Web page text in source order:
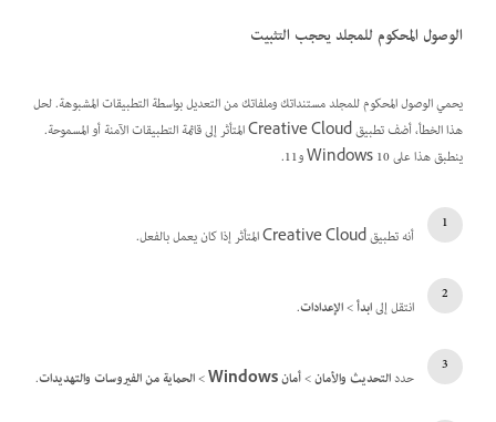
الوصول المحكوم للمجلد يحجب التثبيت
يحمي الوصول المحكوم للمجلد مستنداتك وملفاتك من التعديل بواسطة التطبيقات المشبوهة. لحل
هذا الخطأ، أضف تطبيق Creative Cloud المتأثر إلى قائمة التطبيقات الآمنة أو المسموحة.
ينطبق هذا على Windows 10 و11.
أنه تطبيق Creative Cloud المتأثر إذا كان يعمل بالفعل.
انتقل إلىابدأ>الإعدادات.
حددالتحديث والأمان>أمان Windows >الحماية من الفيروسات والتهديدات.